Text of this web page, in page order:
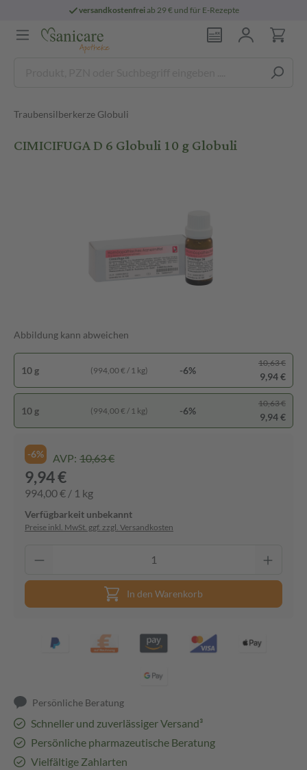
versandkostenfreiab 29 € und für E-Rezepte
Traubensilberkerze Globuli
CIMICIFUGA D 6 Globuli 10 g Globuli
Abbildung kann abweichen
10 g (994,00 € / 1 kg) -6%
10,63 €
9,94 €
10 g (994,00 € / 1 kg) -6%
10,63 €
9,94 €
-6% AVP: 10,63 €
9,94 €
994,00 € / 1 kg
Verfügbarkeit unbekannt
Preise inkl. MwSt. ggf. zzgl. Versandkosten
In den Warenkorb
Persönliche Beratung
Schneller und zuverlässiger Versand³
Persönliche pharmazeutische Beratung
Vielfältige Zahlarten